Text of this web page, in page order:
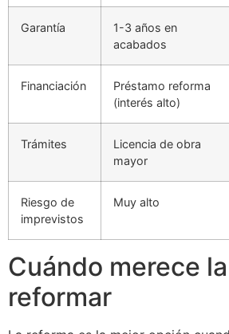
Garantía
1-3 años en
acabados
Financiación
Préstamo reforma
(interés alto)
Trámites
Licencia de obra
mayor
Riesgo de
imprevistos
Muy alto
Cuándo merece
reformar